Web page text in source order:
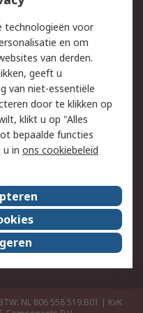
veiligheid
ons
bij RS
NL 806 558 519.B01 | KvK
technologieën voor
en om
van derden.
geeft u
van niet-essentiële
door te klikken op
klikt u op "Alles
bepaalde functies
in ons cookiebeleid